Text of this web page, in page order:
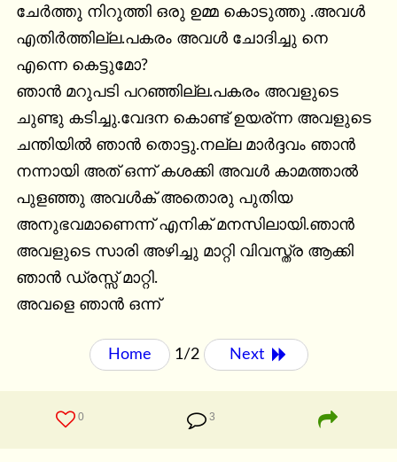
ചേർത്തു നിറുത്തി ഒരു ഉമ്മ കൊടുത്തു .അവൾ
എതിർത്തില്ല.പകരം അവൾ ചോദിച്ചു നെ
എന്നെ കെട്ടുമോ?
ഞാൻ മറുപടി പറഞ്ഞില്ല.പകരം അവളുടെ
ചുണ്ടു കടിച്ചു.വേദന കൊണ്ട് ഉയര്ന്ന അവളുടെ
ചന്തിയിൽ ഞാൻ തൊട്ടു.നല്ല മാർദ്ദവം ഞാൻ
നന്നായി അത് ഒന്ന് കശക്കി അവൾ കാമത്താൽ
പുളഞ്ഞു അവൾക് അതൊരു പുതിയ
അനുഭവമാണെന്ന് എനിക് മനസിലായി.ഞാൻ
അവളുടെ സാരി അഴിച്ചു മാറ്റി വിവസ്ത്ര ആക്കി
ഞാൻ ഡ്രസ്സ് മാറ്റി.
അവളെ ഞാൻ ഒന്ന്
Home 1/2 Next
0 3